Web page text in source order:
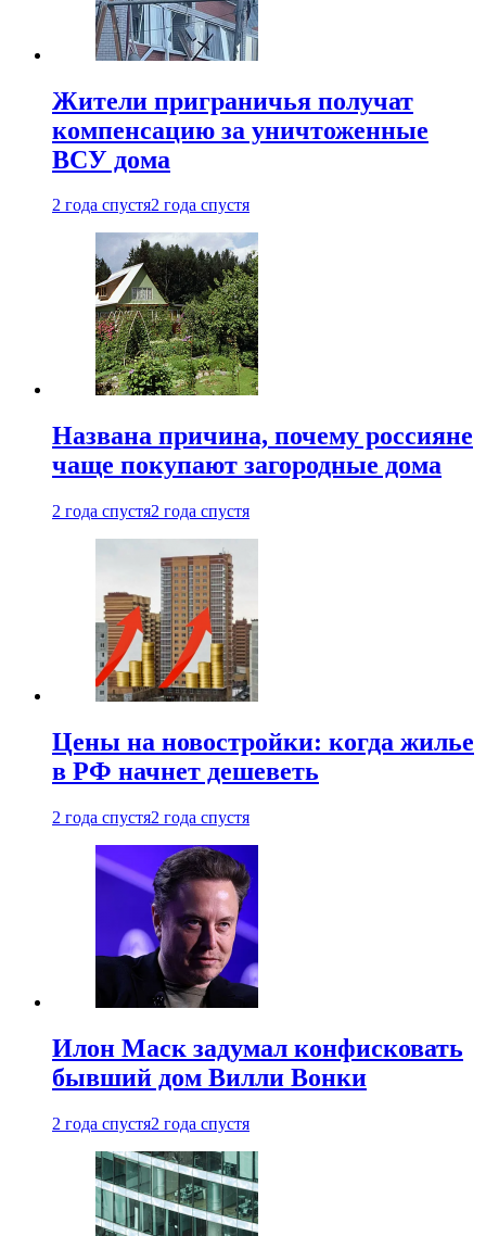
Жители приграничья получат
компенсацию за уничтоженные
ВСУ дома
2 года спустя2 года спустя
Названа причина, почему россияне
чаще покупают загородные дома
2 года спустя2 года спустя
Цены на новостройки: когда жилье
в РФ начнет дешеветь
2 года спустя2 года спустя
Илон Маск задумал конфисковать
бывший дом Вилли Вонки
2 года спустя2 года спустя